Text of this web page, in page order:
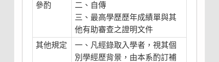
參酌
二、自傳
三、最高學歷歷年成績單與其
他有助審查之證明文件
其他規定
一、凡經錄取入學者，視其個
別學經歷背景，由本系酌訂補